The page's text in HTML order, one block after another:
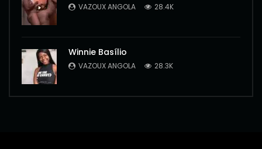
VAZOUX ANGOLA 28.4K
Winnie Basílio
VAZOUX ANGOLA 28.3K